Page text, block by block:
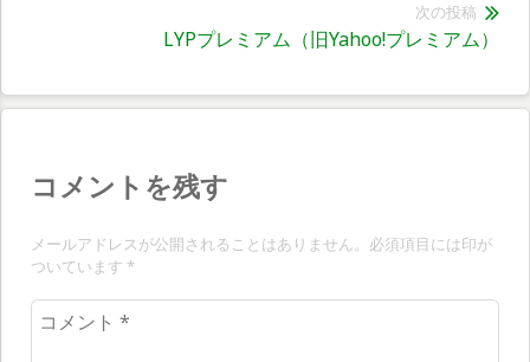
ゲ
シ
ョ
ン
次の投稿
投
LYPプレミアム（旧Yahoo!プレミアム）
コメントを残す
メールアドレスが公開されることはありません。必須項目には印が
ついています *
コ